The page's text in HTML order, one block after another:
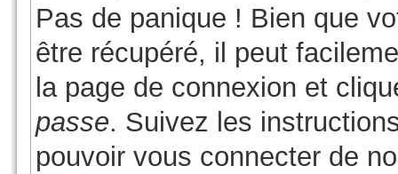
Pas de panique ! Bien que
être récupéré, il peut
la page de connexion et
passe. Suivez les
pouvoir vous connecter de